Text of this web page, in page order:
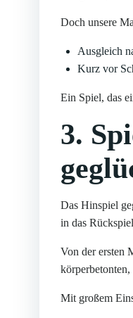
Doch unsere
Ausgleich
Kurz vor
Ein Spiel, das
3.
Das Hinspiel
in das
Von der ersten
körperbetonten,
Mit großem